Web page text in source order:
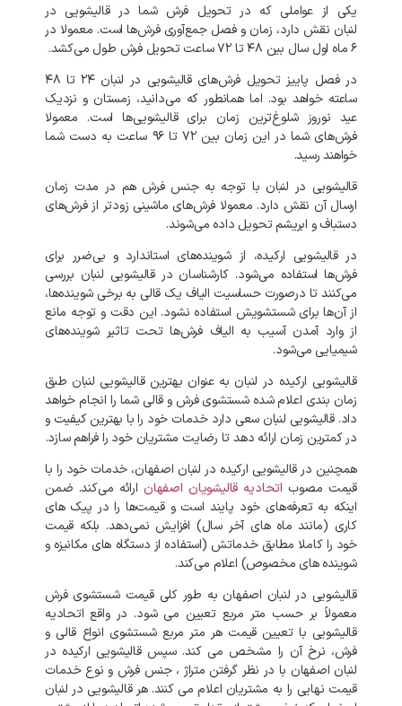
یکی از عواملی که در تحویل فرش شما درقالیشویی در
لنبان نقش دارد، زمان و فصل جمع‌آوری فرش‌ها است. معمولا در
۶ ماه اول سال بین ۴۸ تا ۷۲ ساعت تحویل فرش طول می‌کشد.
در فصل پاییز تحویل فرش‌های قالیشویی در لنبان ۲۴ تا ۴۸
ساعته خواهد بود. اما همانطور که می‌دانید، زمستان و نزدیک
عید نوروز شلوغ‌ترین زمان برای قالیشویی‌ها است. معمولا
فرش‌های شما در این زمان بین ۷۲ تا ۹۶ ساعت به دست شما
خواهند رسید.
قالیشویی در لنبان با توجه به جنس فرش هم در مدت زمان
ارسال آن نقش دارد. معمولا فرش‌های ماشینی زودتر از فرش‌های
دستباف و ابریشم تحویل داده می‌شوند.
در قالیشویی ارکیده، از شوینده‌های استاندارد و بی‌ضرر برای
فرش‌ها استفاده می‌شود. کارشناسان در قالیشویی لنبان بررسی
می‌کنند تا درصورت حساسیت الیاف یک قالی به برخی شوینده‌ها،
از آن‌ها برای شستشویش استفاده نشود. این دقت و توجه مانع
از وارد آمدن آسیب به الیاف فرش‌ها تحت تاثیر شوینده‌های
شیمیایی می‌شود.
قالیشویی ارکیده در لنبان به عنوان بهترین قالیشویی لنبان طبق
زمان بندی اعلام شده شستشوی فرش و قالی شما را انجام خواهد
داد. قالیشویی لنبان سعی دارد خدمات خود را با بهترین کیفیت و
در کمترین زمان ارائه دهد تا رضایت مشتریان خود را فراهم سازد.
همچنین در قالیشویی ارکیده در لنبان اصفهان، خدمات خود را با
قیمت مصوب اتحادیه قالیشویان اصفهان ارائه می‌کند. ضمن
اینکه به تعرفه‌های خود پایند است و قیمت‌ها را در پیک‌ های
کاری (مانند ماه‌ های آخر سال) افزایش نمی‌دهد. بلکه قیمت
خود را کاملا مطابق خدماتش (استفاده از دستگاه های مکانیزه و
شوینده‌ های مخصوص) اعلام می‌کند.
قالیشویی در لنبان اصفهان به طور کلی قیمت شستشوی فرش
معمولاً بر حسب متر مربع تعیین می شود. در واقع اتحادیه
قالیشویی با تعیین قیمت هر متر مربع شستشوی انواع قالی و
فرش، نرخ آن را مشخص می کند. سپس قالیشویی ارکیده در
لنبان اصفهان با در نظر گرفتن متراژ ، جنس فرش و نوع خدمات
قیمت نهایی را به مشتریان اعلام می کنند. هر قالیشویی در لنبان